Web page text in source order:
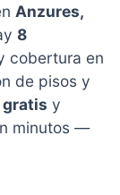
Anzures,
8
cobertura en
de pisos y
y
minutos —